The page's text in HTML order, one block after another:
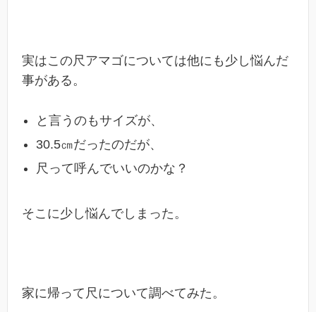
実はこの尺アマゴについては他にも少し悩んだ
事がある。
と言うのもサイズが、
30.5㎝だったのだが、
尺って呼んでいいのかな？
そこに少し悩んでしまった。
家に帰って尺について調べてみた。